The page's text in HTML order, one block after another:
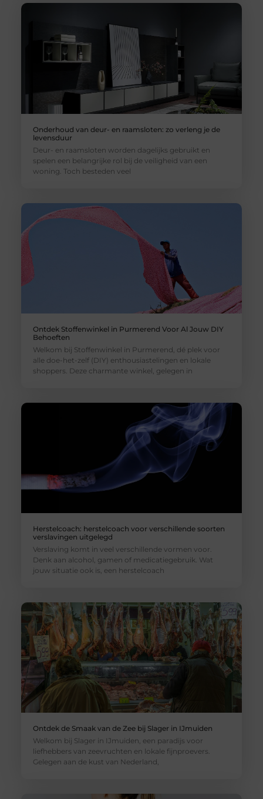
Onderhoud van deur- en raamsloten: zo verleng je de
levensduur
Deur- en raamsloten worden dagelijks gebruikt en
spelen een belangrijke rol bij de veiligheid van een
woning. Toch besteden veel
Ontdek Stoffenwinkel in Purmerend Voor Al Jouw DIY
Behoeften
Welkom bij Stoffenwinkel in Purmerend, dé plek voor
alle doe-het-zelf (DIY) enthousiastelingen en lokale
shoppers. Deze charmante winkel, gelegen in
Herstelcoach: herstelcoach voor verschillende soorten
verslavingen uitgelegd
Verslaving komt in veel verschillende vormen voor.
Denk aan alcohol, gamen of medicatiegebruik. Wat
jouw situatie ook is, een herstelcoach
Ontdek de Smaak van de Zee bij Slager in IJmuiden
Welkom bij Slager in IJmuiden, een paradijs voor
liefhebbers van zeevruchten en lokale fijnproevers.
Gelegen aan de kust van Nederland,